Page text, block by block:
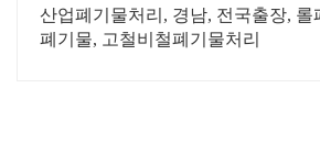
문업체
산업폐기물처리, 경남, 전국출장, 롤
폐기물, 고철비철폐기물처리